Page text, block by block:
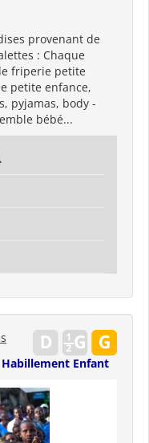
provenant de
: Chaque
friperie petite
petite enfance,
pyjamas, body -
bébé...
Habillement Enfant